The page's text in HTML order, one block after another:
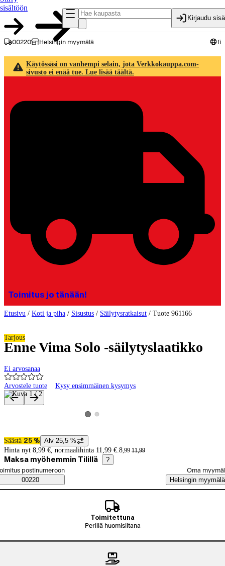
sisältöön
Kirjaudu
00220 Helsingin myymälä fi
Käytössäsi on vanhempi selain, jota Verkkokauppa.com-
sivusto ei enää tue. Lue lisää täältä.
Toimitus jo tänään!
Etusivu / Koti ja piha / Sisustus / Säilytysratkaisut / Tuote 961166
Enne Vima Solo -säilytyslaatikko
Ei arvosanaa
Arvostele tuote Kysy ensimmäinen kysymys
Tarjous
Tuotteen kuvat ja videot
Katso tuotekuva 1
Katso tuotekuva 2
Hintatiedot
Säästä 25 %
Alv 25,5 %
Hinta nyt 8,99 €, normaalihinta 11,99 €. 8,99 11,99
Maksa myöhemmin Tilillä ?
Saatavuustiedot
tilaustapa
postinumeroon
00220
Oma
Helsingin myymälä
Toimitettuna
Perillä huomisiltana